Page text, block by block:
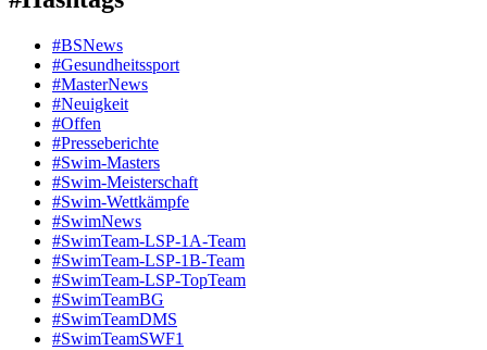
#BSNews
#Gesundheitssport
#MasterNews
#Neuigkeit
#Offen
#Presse­berichte
#Swim-Masters
#Swim-Meister­schaft
#Swim-Wett­kämpfe
#SwimNews
#SwimTeam-LSP-1A-Team
#SwimTeam-LSP-1B-Team
#SwimTeam-LSP-TopTeam
#SwimTeamBG
#SwimTeamDMS
#SwimTeamSWF1